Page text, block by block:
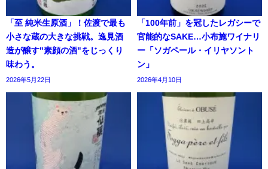
「至 純米生原酒」！佐渡で最も
小さな蔵の大きな挑戦。逸見酒
造が醸す"素顔の酒"をじっくり
味わう。
2026年5月22日
「100年前」を冠したレガシーで
官能的なSAKE…小布施ワイナリ
ー「ソガペール・イリヤソント
ン」
2026年4月10日